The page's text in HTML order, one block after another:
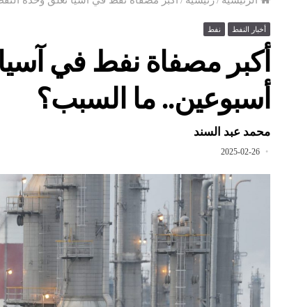
أخبار النفط نفط
أكبر مصفاة نفط في
أسبوعين.. ما السبب؟
محمد عبد السند
2025-02-26